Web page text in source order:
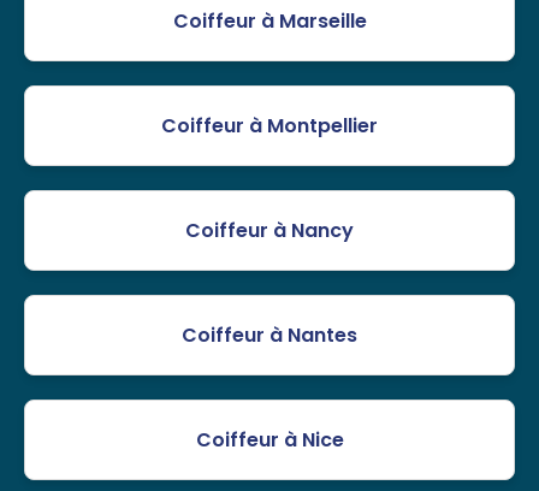
Coiffeur à Marseille
Coiffeur à Montpellier
Coiffeur à Nancy
Coiffeur à Nantes
Coiffeur à Nice